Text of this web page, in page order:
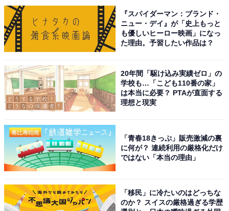
『スパイダーマン：ブランド・
ニュー・デイ』が「史上もっと
も優しいヒーロー映画」になっ
た理由。予習したい作品は？
20年間「駆け込み実績ゼロ」の
学校も…「こども110番の家」
は本当に必要？ PTAが直面する
理想と現実
「青春18きっぷ」販売激減の裏
に何が？ 連続利用の厳格化だけ
ではない「本当の理由」
「移民」に冷たいのはどっちな
のか？ スイスの厳格過ぎる学歴